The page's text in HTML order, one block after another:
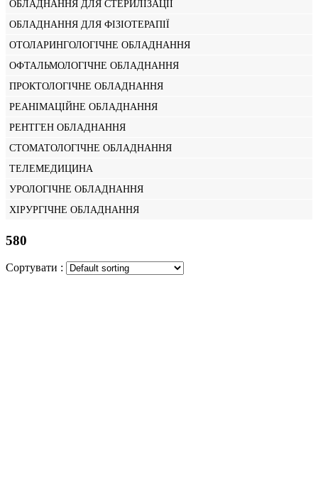
ОБЛАДНАННЯ ДЛЯ СТЕРИЛІЗАЦІЇ
ОБЛАДНАННЯ ДЛЯ ФІЗІОТЕРАПІЇ
ОТОЛАРИНГОЛОГІЧНЕ ОБЛАДНАННЯ
ОФТАЛЬМОЛОГІЧНЕ ОБЛАДНАННЯ
ПРОКТОЛОГІЧНЕ ОБЛАДНАННЯ
РЕАНІМАЦІЙНЕ ОБЛАДНАННЯ
РЕНТГЕН ОБЛАДНАННЯ
СТОМАТОЛОГІЧНЕ ОБЛАДНАННЯ
ТЕЛЕМЕДИЦИНА
УРОЛОГІЧНЕ ОБЛАДНАННЯ
ХІРУРГІЧНЕ ОБЛАДНАННЯ
580
Сортувати :